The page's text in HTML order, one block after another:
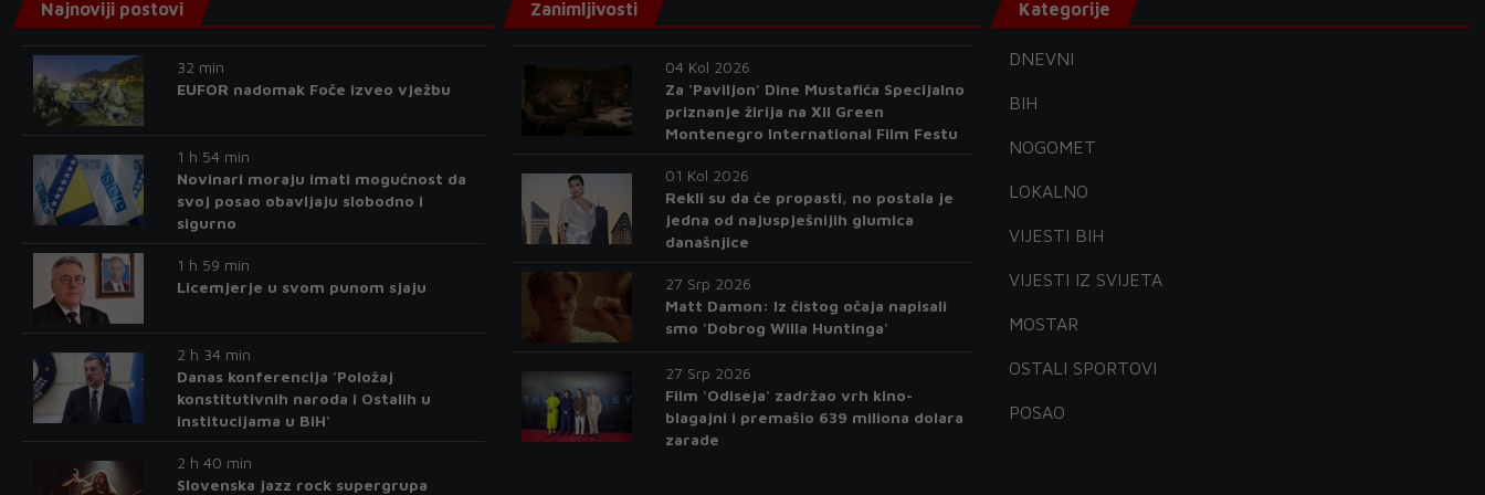
Najnoviji postovi
32 min
EUFOR nadomak Foče izveo vježbu
1 h 54 min
Novinari moraju imati mogućnost da
svoj posao obavljaju slobodno i
sigurno
1 h 59 min
Licemjerje u svom punom sjaju
2 h 34 min
Danas konferencija 'Položaj
konstitutivnih naroda i Ostalih u
institucijama u BiH'
2 h 40 min
Slovenska jazz rock supergrupa
Zanimljivosti
04 Kol 2026
Za 'Paviljon' Dine Mustafića Specijalno
priznanje žirija na XII Green
Montenegro International Film Festu
01 Kol 2026
Rekli su da će propasti, no postala je
jedna od najuspješnijih glumica
današnjice
27 Srp 2026
Matt Damon: Iz čistog očaja napisali
smo 'Dobrog Willa Huntinga'
27 Srp 2026
Film 'Odiseja' zadržao vrh kino-
blagajni i premašio 639 miliona dolara
zarade
Kategorije
DNEVNI
BIH
NOGOMET
LOKALNO
VIJESTI BIH
VIJESTI IZ SVIJETA
MOSTAR
OSTALI SPORTOVI
POSAO